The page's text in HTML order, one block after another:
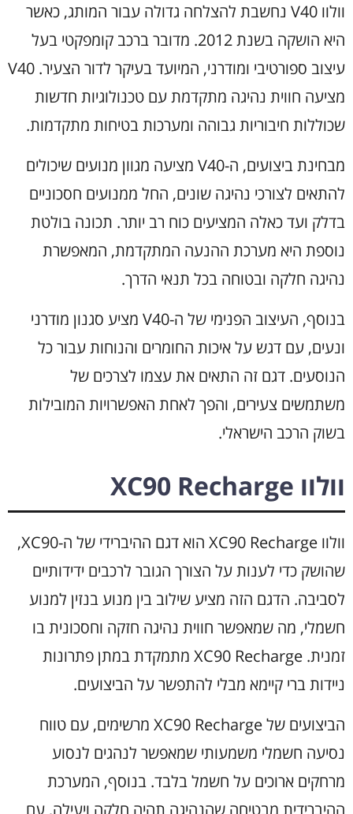
וולוו V40 נחשבת להצלחה גדולה עבור המותג, כאשר
היא הושקה בשנת 2012. מדובר ברכב קומפקטי בעל
עיצוב ספורטיבי ומודרני, המיועד בעיקר לדור הצעיר. V40
מציעה חווית נהיגה מתקדמת עם טכנולוגיות חדשות
שכוללות חיבוריות גבוהה ומערכות בטיחות מתקדמות.
מבחינת ביצועים, ה-V40 מציעה מגוון מנועים שיכולים
להתאים לצורכי נהיגה שונים, החל ממנועים חסכוניים
בדלק ועד כאלה המציעים כוח רב יותר. תכונה בולטת
נוספת היא מערכת ההנעה המתקדמת, המאפשרת
נהיגה חלקה ובטוחה בכל תנאי הדרך.
בנוסף, העיצוב הפנימי של ה-V40 מציע סגנון מודרני
ונעים, עם דגש על איכות החומרים והנוחות עבור כל
הנוסעים. דגם זה התאים את עצמו לצרכים של
משתמשים צעירים, והפך לאחת האפשרויות המובילות
בשוק הרכב הישראלי.
וולוו XC90 Recharge
וולוו XC90 Recharge הוא דגם ההיברידי של ה-XC90,
שהושק כדי לענות על הצורך הגובר לרכבים ידידותיים
לסביבה. הדגם הזה מציע שילוב בין מנוע בנזין למנוע
חשמלי, מה שמאפשר חווית נהיגה חזקה וחסכונית בו
זמנית. XC90 Recharge מתמקדת במתן פתרונות
ניידות ברי קיימא מבלי להתפשר על הביצועים.
הביצועים של XC90 Recharge מרשימים, עם טווח
נסיעה חשמלי משמעותי שמאפשר לנהגים לנסוע
מרחקים ארוכים על חשמל בלבד. בנוסף, המערכת
ההיברידית מבטיחה שהנהיגה תהיה חלקה ויעילה, עם